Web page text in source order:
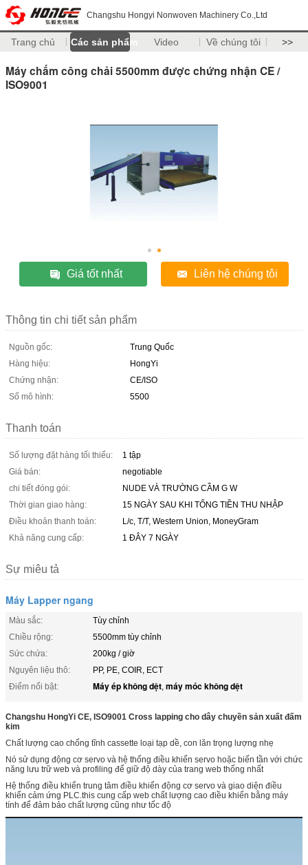
Changshu Hongyi Nonwoven Machinery Co.,Ltd
Trang chủ Các sản phẩm Video Về chúng tôi >>
Máy chấm công chải 5500mm được chứng nhận CE /
ISO9001
Giá tốt nhất Liên hệ chúng tôi
Thông tin chi tiết sản phẩm
Nguồn gốc:
Trung Quốc
Hàng hiệu:
HongYi
Chứng nhận:
CE/ISO
Số mô hình:
5500
Thanh toán
Số lượng đặt hàng tối thiểu:
1 tập
Giá bán:
negotiable
chi tiết đóng gói:
NUDE VÀ TRƯỜNG CẦM G W
Thời gian giao hàng:
15 NGÀY SAU KHI TỔNG TIỀN THU NHẬP
Điều khoản thanh toán:
L/c, T/T, Western Union, MoneyGram
Khả năng cung cấp:
1 ĐÂY 7 NGÀY
Sự miêu tả
Máy Lapper ngang
Màu sắc:
Tùy chỉnh
Chiều rộng:
5500mm tùy chỉnh
Sức chứa:
200kg / giờ
Nguyên liệu thô:
PP, PE, COIR, ECT
Điểm nổi bật:
Máy ép không dệt, máy móc không dệt
Changshu HongYi CE, ISO9001 Cross lapping cho dây chuyền sản xuất đấm
kim
Chất lượng cao chống tĩnh cassette loại tạp dề, con lăn trọng lượng nhẹ
Nó sử dụng động cơ servo và hệ thống điều khiển servo hoặc biến tần với chức
năng lưu trữ web và profiling để giữ độ dày của trang web thống nhất
Hệ thống điều khiển trung tâm điều khiển động cơ servo và giao diện điều
khiển cảm ứng PLC.this cung cấp web chất lượng cao điều khiển bằng máy
tính để đảm bảo chất lượng cũng như tốc độ